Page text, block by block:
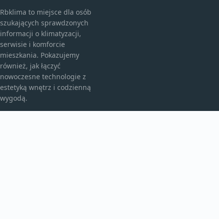
Rbklima to miejsce dla osób
szukających sprawdzonych
informacji o klimatyzacji,
serwisie i komforcie
mieszkania. Pokazujemy
również, jak łączyć
nowoczesne technologie z
estetyką wnętrz i codzienną
wygodą.